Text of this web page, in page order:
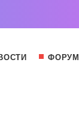
ФОРУМ